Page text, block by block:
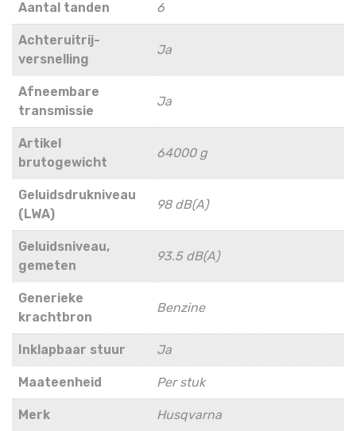
Aantal tanden 6
Achteruitrij-
versnelling
Ja
Afneembare
transmissie
Ja
Artikel
brutogewicht
64000 g
Geluidsdrukniveau
(LWA)
98 dB(A)
Geluidsniveau,
gemeten
93.5 dB(A)
Generieke
krachtbron
Benzine
Inklapbaar stuur Ja
Maateenheid Per stuk
Merk Husqvarna